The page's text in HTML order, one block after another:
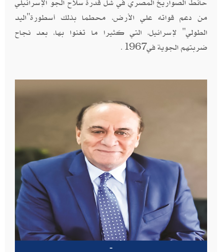
حائط الصواريخ المصري في شل قدرة سلاح الجو الإسرائيلي
من دعم قواته علي الأرض، محطما بذلك أسطورة"اليد
الطولي" لإسرائيل، التي كثيرا ما تغنوا بها، بعد نجاح
ضربتهم الجوية في1967.
-